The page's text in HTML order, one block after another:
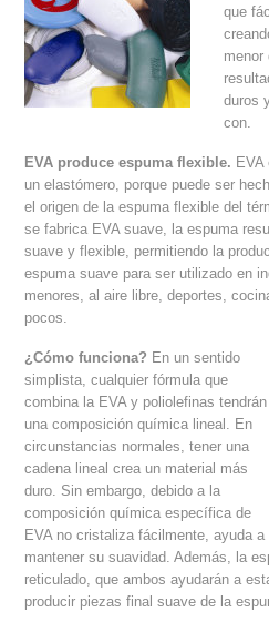
que
menor
duros
con.
EVA produce espuma flexible.
un elastómero, porque puede ser
el origen de la espuma flexible del
se fabrica EVA suave, la espuma
suave y flexible, permitiendo la
espuma suave para ser utilizado en
menores, al aire libre, deportes,
pocos.
¿Cómo funciona? En un sentido
simplista, cualquier fórmula que
combina la EVA y poliolefinas tendrán
una composición química lineal. En
circunstancias normales, tener una
cadena lineal crea un material más
duro. Sin embargo, debido a la
composición química específica de
EVA no cristaliza fácilmente, ayuda a
mantener su suavidad. Además, la
reticulado, que ambos ayudarán a
producir piezas final suave de la